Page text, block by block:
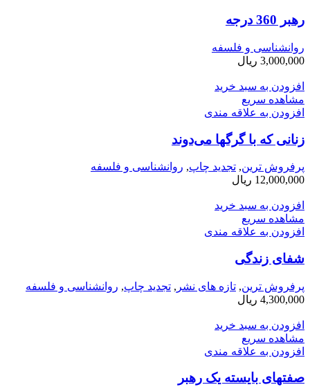
رهبر 360 درجه
روانشناسی و فلسفه
3,000,000 ریال
افزودن به سبد خرید
مشاهده سریع
افزودن به علاقه مندی
زنانی كه با گرگها می­‌دوند
پرفروش ترین, تجدید چاپ, روانشناسی و فلسفه
12,000,000 ریال
افزودن به سبد خرید
مشاهده سریع
افزودن به علاقه مندی
شفای زندگی
پرفروش ترین, تازه های نشر , تجدید چاپ, روانشناسی و فلسفه
4,300,000 ریال
افزودن به سبد خرید
مشاهده سریع
افزودن به علاقه مندی
صفتهای بایسته یک رهبر